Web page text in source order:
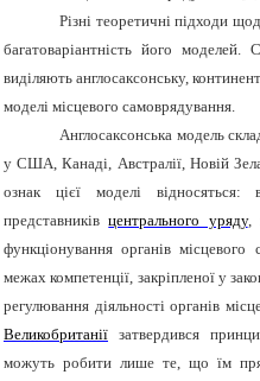
Різні теоретичні підходи
багатоваріантність його моделей.
виділяють англосаксонську,
моделі місцевого самоврядування.
Англосаксонська модель
у США, Канаді, Австралії, Новій
ознак цієї моделі відносяться:
представниківцентрального уряду,
функціонування органів місцевого
межах компетенції, закріпленої у
регулювання діяльності органів
Великобританії затвердився
можуть робити лише те, що їм